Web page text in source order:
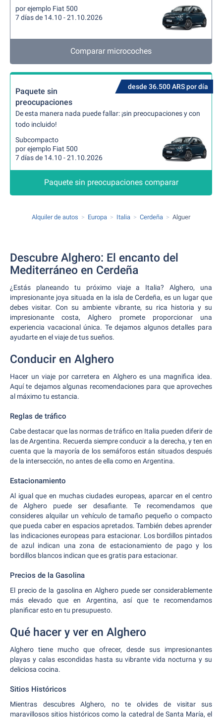
por ejemplo Fiat 500
7 días de 14.10 - 21.10.2026
Comparar microcoches
desde 36.500 ARS por día
Paquete sin
preocupaciones
De esta manera nada puede fallar: ¡sin preocupaciones y con
todo incluido!
Subcompacto
por ejemplo Fiat 500
7 días de 14.10 - 21.10.2026
Paquete sin preocupaciones comparar
Alquiler de autos Europa Italia Cerdeña Alguer
Descubre Alghero: El encanto del
Mediterráneo en Cerdeña
¿Estás planeando tu próximo viaje a Italia? Alghero, una
impresionante joya situada en la isla de Cerdeña, es un lugar que
debes visitar. Con su ambiente vibrante, su rica historia y su
impresionante costa, Alghero promete proporcionar una
experiencia vacacional única. Te dejamos algunos detalles para
ayudarte en el viaje de tus sueños.
Conducir en Alghero
Hacer un viaje por carretera en Alghero es una magnifica idea.
Aquí te dejamos algunas recomendaciones para que aproveches
al máximo tu estancia.
Reglas de tráfico
Cabe destacar que las normas de tráfico en Italia pueden diferir de
las de Argentina. Recuerda siempre conducir a la derecha, y ten en
cuenta que la mayoría de los semáforos están situados después
de la intersección, no antes de ella como en Argentina.
Estacionamiento
Al igual que en muchas ciudades europeas, aparcar en el centro
de Alghero puede ser desafiante. Te recomendamos que
consideres alquilar un vehículo de tamaño pequeño o compacto
que pueda caber en espacios apretados. También debes aprender
las indicaciones europeas para estacionar. Los bordillos pintados
de azul indican una zona de estacionamiento de pago y los
bordillos blancos indican que es gratis para estacionar.
Precios de la Gasolina
El precio de la gasolina en Alghero puede ser considerablemente
más elevado que en Argentina, así que te recomendamos
planificar esto en tu presupuesto.
Qué hacer y ver en Alghero
Alghero tiene mucho que ofrecer, desde sus impresionantes
playas y calas escondidas hasta su vibrante vida nocturna y su
deliciosa cocina.
Sitios Históricos
Mientras descubres Alghero, no te olvides de visitar sus
maravillosos sitios históricos como la catedral de Santa María, el